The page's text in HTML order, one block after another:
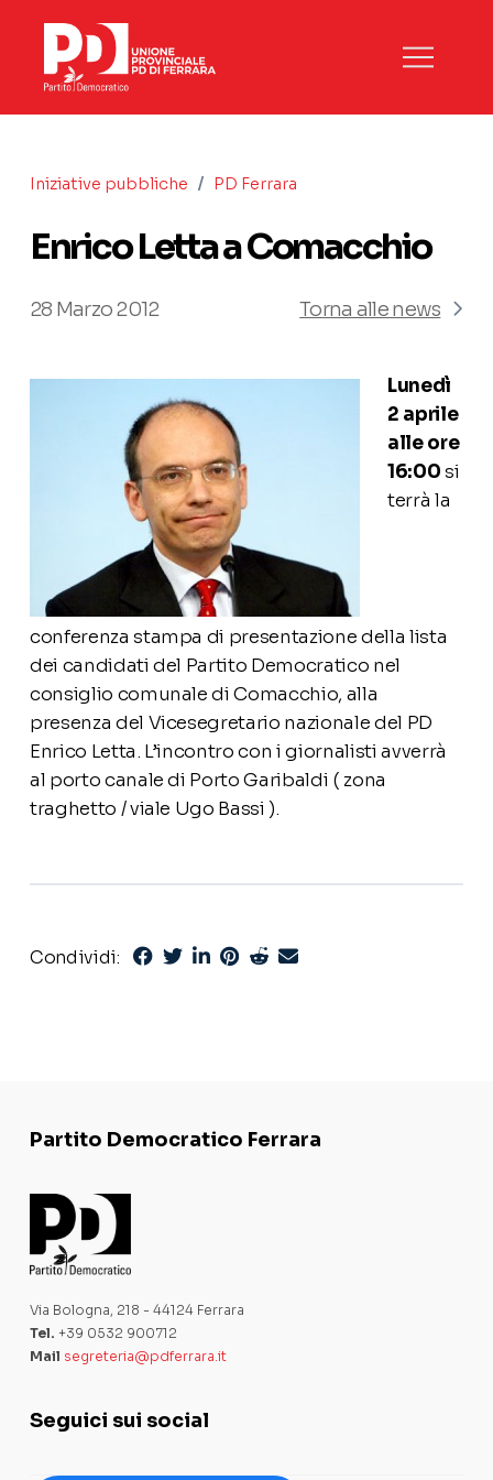
Iniziative pubbliche / PD Ferrara
Enrico Letta a Comacchio
28 Marzo 2012 Torna alle news
Lunedì
2 aprile
alle ore
16:00si
terrà la
conferenza stampa di presentazione della lista
dei candidati del Partito Democratico nel
consiglio comunale di Comacchio, alla
presenza del Vicesegretario nazionale del PD
Enrico Letta. L’incontro con i giornalisti avverrà
al porto canale di Porto Garibaldi ( zona
traghetto / viale Ugo Bassi ).
Condividi:
Partito Democratico Ferrara
Via Bologna, 218 - 44124 Ferrara
Tel. +39 0532 900712
Mail segreteria@pdferrara.it
Seguici sui social